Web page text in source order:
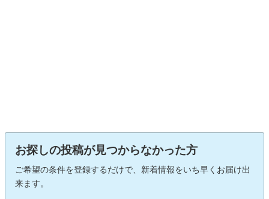
お探しの投稿が見つからなかった方
ご希望の条件を登録するだけで、新着情報をいち早くお届け出
来ます。